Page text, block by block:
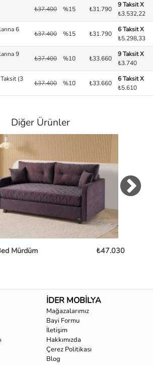
₺37.400 %15 ₺31.790
9 Taksit X
₺3.532,22
6
₺37.400 %15 ₺31.790
6 Taksit X
₺5.298,33
9
₺37.400 %10 ₺33.660
9 Taksit X
₺3.740
(3
₺37.400 %10 ₺33.660
6 Taksit X
₺5.610
Diğer Ürünler
Mürdüm ₺47.030
İDER MOBİLYA
Mağazalarımız
Bayi Formu
İletişim
Hakkımızda
Çerez Politikası
Blog